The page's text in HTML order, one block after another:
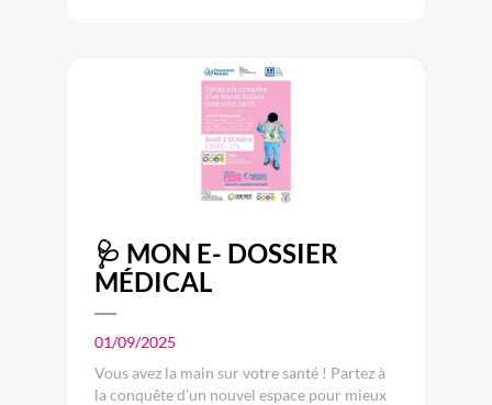
🩺 MON E- DOSSIER
MÉDICAL
01/09/2025
Vous avez la main sur votre santé ! Partez à
la conquête d’un nouvel espace pour mieux